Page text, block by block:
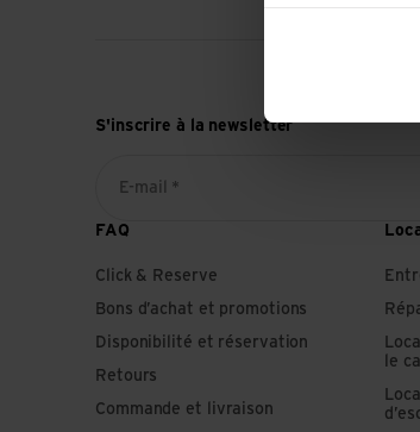
S'inscrire à la newsletter
E-mail *
FAQ
Click & Reserve
Bons d’achat et promotions
Disponibilité et réservation
Retours
Commande et livraison
le